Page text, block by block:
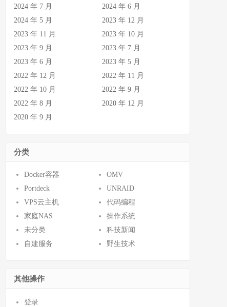
2024 年 7 月
2024 年 6 月
2024 年 5 月
2023 年 12 月
2023 年 11 月
2023 年 10 月
2023 年 9 月
2023 年 7 月
2023 年 6 月
2023 年 5 月
2022 年 12 月
2022 年 11 月
2022 年 10 月
2022 年 9 月
2022 年 8 月
2020 年 12 月
2020 年 9 月
分类
Docker容器
OMV
Portdeck
UNRAID
VPS云主机
代码编程
家庭NAS
操作系统
未分类
科技新闻
自建服务
野生技术
其他操作
登录